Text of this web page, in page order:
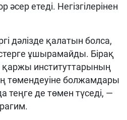
етеді. Негізгілерінен
дәлізде қалатын болса,
ұшырамайды. Бірақ
қаржы институттарының
төмендеуіне болжамдары
теңге де төмен түседі, —